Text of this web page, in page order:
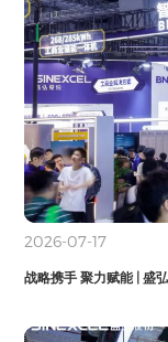
2026-07-17
战略携手 聚力赋能 | 盛